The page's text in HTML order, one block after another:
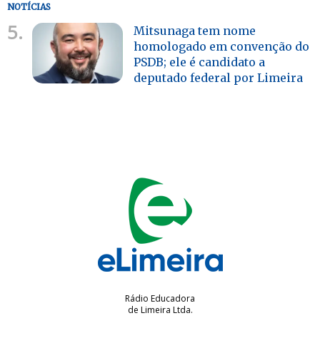
NOTÍCIAS
5.
Mitsunaga tem nome
homologado em convenção do
PSDB; ele é candidato a
deputado federal por Limeira
Rádio Educadora
de Limeira Ltda.